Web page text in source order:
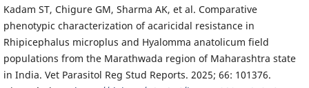
Kadam ST, Chigure GM, Sharma AK, et al. Comparative
phenotypic characterization of acaricidal resistance in
Rhipicephalus microplus and Hyalomma anatolicum field
populations from the Marathwada region of Maharashtra state
in India. Vet Parasitol Reg Stud Reports. 2025; 66: 101376.